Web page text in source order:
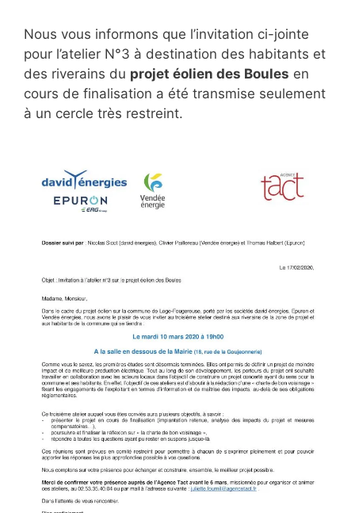
Nous vous informons que l’invitation ci-jointe
pour l’atelier N°3 à destination des habitants et
des riverains du projet éolien des Boules en
cours de finalisation a été transmise seulement
à un cercle très restreint.